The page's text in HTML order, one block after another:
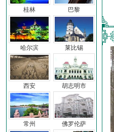
桂林
哈尔滨
西安
常州
巴黎
莱比锡
胡志明市
佛罗伦萨